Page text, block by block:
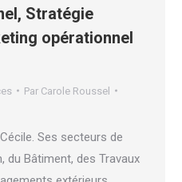
Stratégie
opérationnel
Par Carole Roussel
Ses secteurs de
du Bâtiment, des Travaux